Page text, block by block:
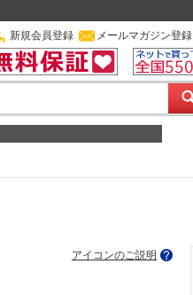
新規会員登録 メールマガジン登録
アイコンのご説明